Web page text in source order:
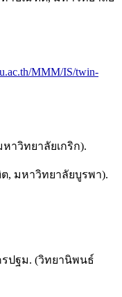
MMM/IS/twin-
าวิทยาลัยเกริก).
, มหาวิทยาลัยบูรพา).
ปฐม. (วิทยานิพนธ์